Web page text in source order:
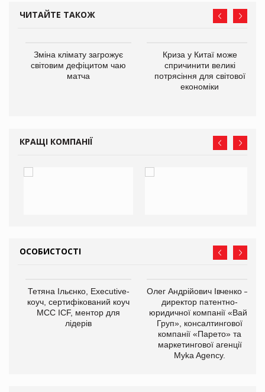
ЧИТАЙТЕ ТАКОЖ
Зміна клімату загрожує
світовим дефіцитом чаю
матча
Криза у Китаї може
спричинити великі
потрясіння для світової
економіки
КРАЩІ КОМПАНІЇ
ОСОБИСТОСТІ
Тетяна Ільєнко, Executive-
коуч, сертифікований коуч
МСС ICF, ментор для
лідерів
Олег Андрійович Івченко —
директор патентно-
юридичної компанії «Вайз
Груп», консалтингової
компанії «Парето» та
маркетингової агенції
Myka Agency.